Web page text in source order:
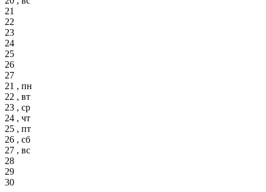
21
22
23
24
25
26
27
21 , пн
22 , вт
23 , ср
24 , чт
25 , пт
26 , сб
27 , вс
28
29
30